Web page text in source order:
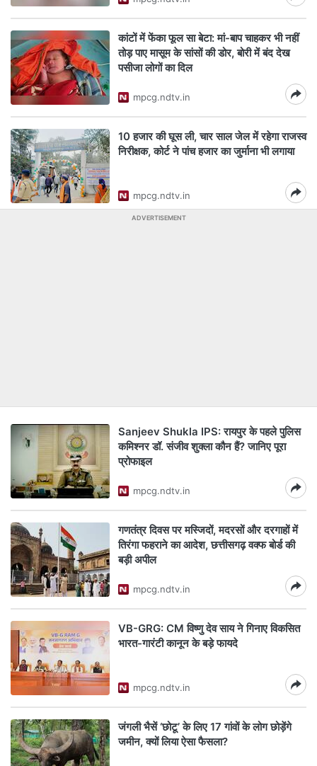
कांटों में फेंका फूल सा बेटा: मां-बाप चाहकर भी नहीं
तोड़ पाए मासूम के सांसों की डोर, बोरी में बंद देख
पसीजा लोगों का दिल
mpcg.ndtv.in
10 हजार की घूस ली, चार साल जेल में रहेगा राजस्व
निरीक्षक, कोर्ट ने पांच हजार का जुर्माना भी लगाया
mpcg.ndtv.in
ADVERTISEMENT
Sanjeev Shukla IPS: रायपुर के पहले पुलिस
कमिश्नर डॉ. संजीव शुक्ला कौन हैं? जानिए पूरा
प्रोफाइल
mpcg.ndtv.in
गणतंत्र दिवस पर मस्जिदों, मदरसों और दरगाहों में
तिरंगा फहराने का आदेश, छत्तीसगढ़ वक्फ बोर्ड की
बड़ी अपील
mpcg.ndtv.in
VB-GRG: CM विष्णु देव साय ने गिनाए विकसित
भारत-गारंटी कानून के बड़े फायदे
mpcg.ndtv.in
जंगली भैसें ‘छोटू’ के ल‍िए 17 गांवों के लोग छोड़ेंगे
जमीन, क्‍यों ल‍िया ऐसा फैसला?